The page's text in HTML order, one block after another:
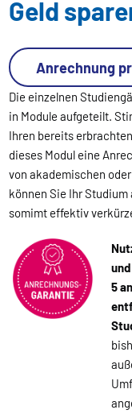
Geld
Die einzelnen
in Module aufgeteilt.
Ihren bereits
dieses Modul eine
von akademischen
können Sie Ihr
somimt effektiv
5
Anrechnung